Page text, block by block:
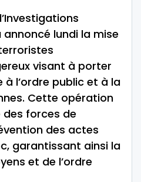
lundi la mise
visant à porter
l’ordre public et à la
Cette opération
des forces de
des actes
garantissant ainsi la
et de l’ordre